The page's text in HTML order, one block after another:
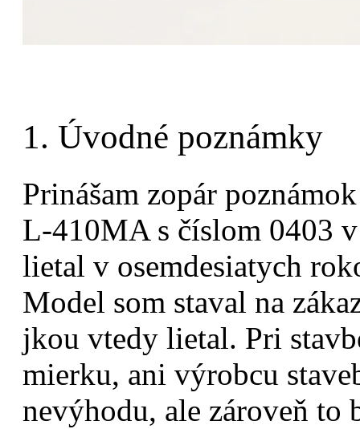
1. Úvodné poznámky
Prinášam zopár
L-410MA s číslom 0403
lietal v osemdesiatych
Model som staval na
jkou vtedy lietal. Pri
mierku, ani výrobcu
nevýhodu, ale zároveň to